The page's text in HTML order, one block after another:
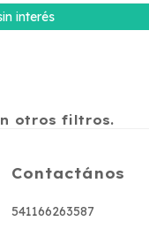
interés
otros filtros.
Contactános
541166263587